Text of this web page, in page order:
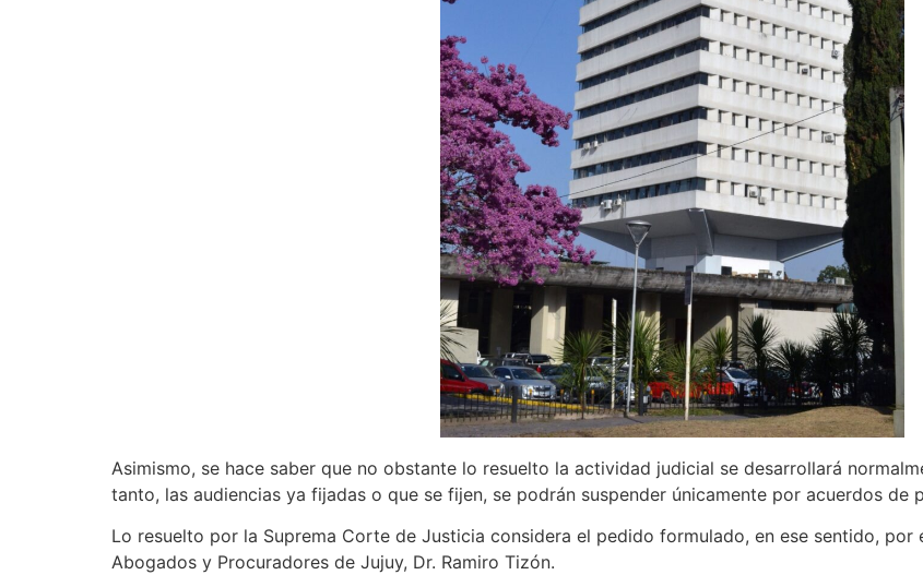
Asimismo, se hace saber que no obstante lo resuelto la actividad judicial se desarrollará
tanto, las audiencias ya fijadas o que se fijen, se podrán suspender únicamente por acuerdos de
Lo resuelto por la Suprema Corte de Justicia considera el pedido formulado, en ese sentido, por
Abogados y Procuradores de Jujuy, Dr. Ramiro Tizón.